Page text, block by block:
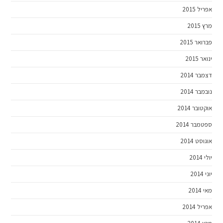
אפריל 2015
מרץ 2015
פברואר 2015
ינואר 2015
דצמבר 2014
נובמבר 2014
אוקטובר 2014
ספטמבר 2014
אוגוסט 2014
יולי 2014
יוני 2014
מאי 2014
אפריל 2014